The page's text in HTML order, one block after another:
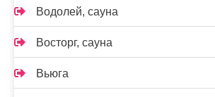
Водолей, сауна
Восторг, сауна
Вьюга